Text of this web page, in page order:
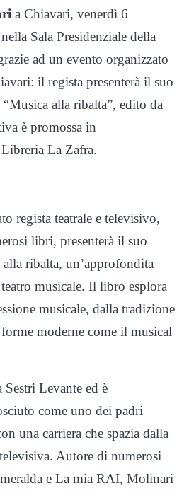
a Chiavari, venerdì 6
Sala Presidenziale della
ad un evento organizzato
il regista presenterà il suo
alla ribalta”, edito da
è promossa in
La Zafra.
regista teatrale e televisivo,
libri, presenterà il suo
ribalta, un’approfondita
musicale. Il libro esplora
musicale, dalla tradizione
moderne come il musical
Levante ed è
come uno dei padri
una carriera che spazia dalla
Autore di numerosi
e La mia RAI, Molinari